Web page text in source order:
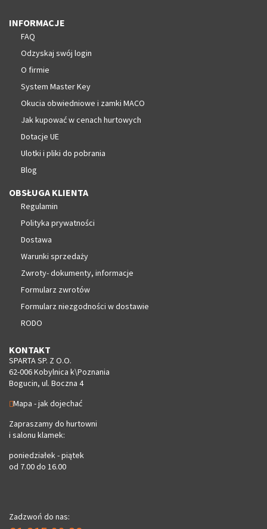
INFORMACJE
FAQ
Odzyskaj swój login
O firmie
System Master Key
Okucia obwiedniowe i zamki MACO
Jak kupować w cenach hurtowych
Dotacje UE
Ulotki i pliki do pobrania
Blog
OBSŁUGA KLIENTA
Regulamin
Polityka prywatności
Dostawa
Warunki sprzedaży
Zwroty- dokumenty, informacje
Formularz zwrotów
Formularz niezgodności w dostawie
RODO
KONTAKT
SPARTA SP. Z O.O.
62-006 Kobylnica k\Poznania
Bogucin, ul. Boczna 4
Mapa - jak dojechać
Zapraszamy do hurtowni
i salonu klamek:
poniedziałek - piątek
od 7.00 do 16.00
Zadzwoń do nas: